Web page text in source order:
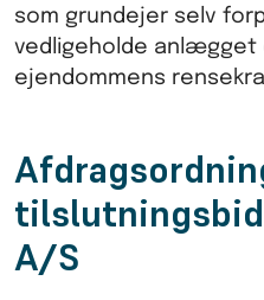
som grundejer selv
vedligeholde anlægget
ejendommens
A/S